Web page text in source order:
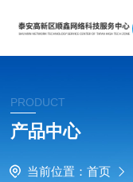
PRODUCT
产品中心
当前位置： 首页